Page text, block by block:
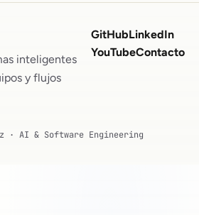
inteligentes
y flujos
GitHubLinkedIn
YouTubeContacto
· AI & Software Engineering